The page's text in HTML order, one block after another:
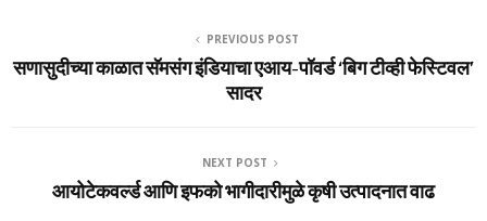
PREVIOUS POST
सणासुदीच्‍या काळात सॅमसंग इंडियाचा एआय-पॉवर्ड ‘बिग टीव्‍ही फेस्टिवल’
सादर
NEXT POST
आयोटेकवर्ल्ड आणि इफको भागीदारीमुळे कृषी उत्पादनात वाढ